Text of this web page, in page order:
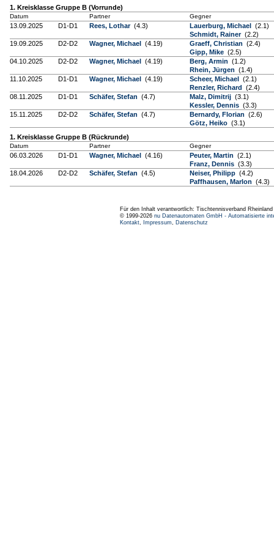
1. Kreisklasse Gruppe B (Vorrunde)
Datum Partner Gegner
13.09.2025 D1-D1 Rees, Lothar (4.3) Lauerburg, Michael (2.1)
Schmidt, Rainer (2.2)
19.09.2025
D2-D2 Wagner, Michael (4.19) Graeff, Christian (2.4)
Gipp, Mike (2.5)
04.10.2025
D2-D2 Wagner, Michael (4.19) Berg, Armin (1.2)
Rhein, Jürgen (1.4)
11.10.2025
D1-D1 Wagner, Michael (4.19) Scheer, Michael (2.1)
Renzler, Richard (2.4)
08.11.2025
D1-D1 Schäfer, Stefan (4.7) Malz, Dimitrij (3.1)
Kessler, Dennis (3.3)
15.11.2025
D2-D2 Schäfer, Stefan (4.7) Bernardy, Florian (2.6)
Götz, Heiko (3.1)
1. Kreisklasse Gruppe B (Rückrunde)
Datum Partner Gegner
06.03.2026 D1-D1 Wagner, Michael (4.16) Peuter, Martin (2.1)
Franz, Dennis (3.3)
18.04.2026
D2-D2 Schäfer, Stefan (4.5) Neiser, Philipp (4.2)
Paffhausen, Marlon (4.3)
Für den Inhalt verantwortlich: Tischtennisverband
© 1999-2026 nu Datenautomaten GmbH - Automatisierte
Kontakt, Impressum, Datenschutz